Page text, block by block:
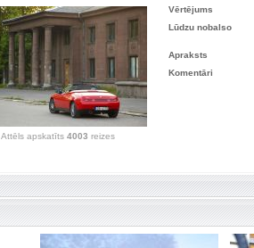
Attēls apskatīts 4003 reizes
Vērtējums
Lūdzu nobalso
Apraksts
Komentāri